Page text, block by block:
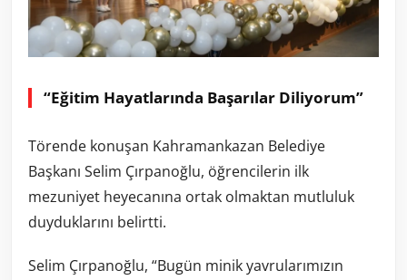
“Eğitim Hayatlarında Başarılar Diliyorum”
Törende konuşan Kahramankazan Belediye
Başkanı Selim Çırpanoğlu, öğrencilerin ilk
mezuniyet heyecanına ortak olmaktan mutluluk
duyduklarını belirtti.
Selim Çırpanoğlu, “Bugün minik yavrularımızın